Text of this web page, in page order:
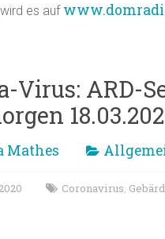
es auf
Virus: ARD-
Mathes
Coronavirus,